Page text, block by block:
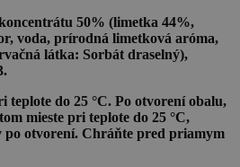
50% (limetka 44%,
voda, prírodná limetková aróma,
látka: Sorbát draselný),
teplote do 25 °C. Po otvorení obalu,
mieste pri teplote do 25 °C,
po otvorení. Chráňte pred priamym